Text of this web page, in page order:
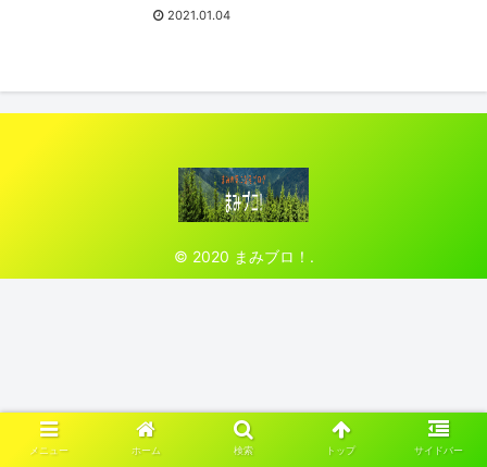
2021.01.04
© 2020 まみブロ！.
メニュー ホーム 検索 トップ サイドバー